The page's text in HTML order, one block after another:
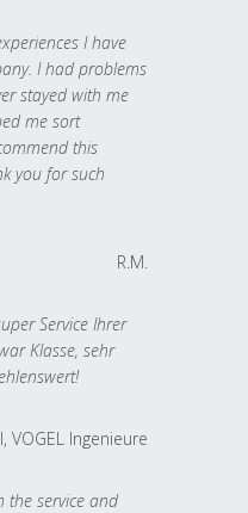
I have
I had problems
stayed with me
me sort
this
you for such
R.M.
Service Ihrer
Klasse, sehr
VOGEL Ingenieure
the service and